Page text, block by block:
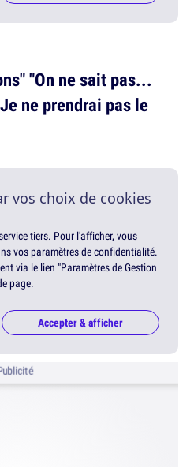
"On ne sait pas...
ne prendrai pas le
vos choix de cookies
tiers. Pour l'afficher, vous
vos paramètres de confidentialité.
via le lien "Paramètres de Gestion
page.
Accepter & afficher